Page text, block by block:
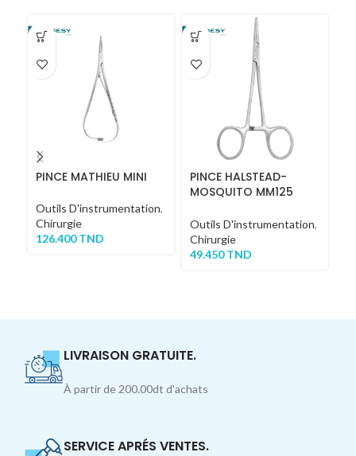
PINCE MATHIEU MINI
Outils D'instrumentation,
Chirurgie
126.400TND
PINCE HALSTEAD-
MOSQUITO MM125
Outils D'instrumentation,
Chirurgie
49.450TND
LIVRAISON GRATUITE.
À partir de 200.00dt d'achats
SERVICE APRÉS VENTES.